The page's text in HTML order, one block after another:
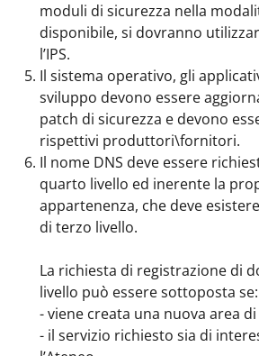
moduli di sicurezza nella
disponibile, si dovranno
l’IPS.
Il sistema operativo, gli
sviluppo devono essere
patch di sicurezza e devono
rispettivi produttori\fornitori.
Il nome DNS deve essere
quarto livello ed inerente la
appartenenza, che deve
di terzo livello.
La richiesta di registrazione di
livello può essere sottoposta se:
- viene creata una nuova area
- il servizio richiesto sia di